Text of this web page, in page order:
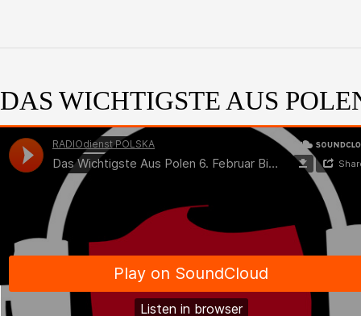
DAS WICHTIGSTE AUS